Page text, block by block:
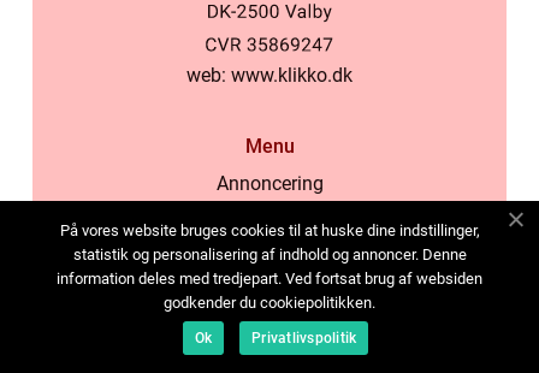
web: www.klikko.dk
Menu
Annoncering
Cookies
Kontakt os
Sitemap
På vores website bruges cookies til at huske dine indstillinger,
statistik og personalisering af indhold og annoncer. Denne
information deles med tredjepart. Ved fortsat brug af websiden
godkender du cookiepolitikken.
Ok Privatlivspolitik